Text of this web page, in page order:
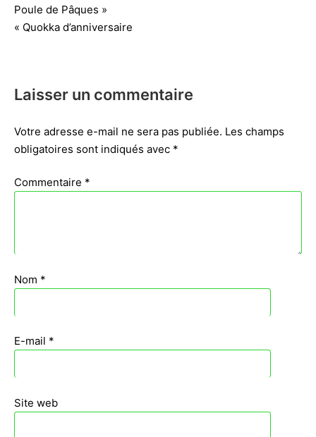
Navigation
de
Poule de Pâques »
« Quokka d’anniversaire
Laisser un commentaire
Votre adresse e-mail ne sera pas publiée. Les champs
obligatoires sont indiqués avec *
Commentaire *
Nom *
E-mail *
Site web